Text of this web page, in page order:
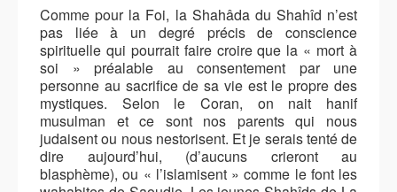
Comme pour la Foi, la Shahâda du Shahîd n’est
pas liée à un degré précis de conscience
spirituelle qui pourrait faire croire que la « mort à
soi » préalable au consentement par une
personne au sacrifice de sa vie est le propre des
mystiques. Selon le Coran, on nait hanif
musulman et ce sont nos parents qui nous
judaisent ou nous nestorisent. Et je serais tenté de
dire aujourd’hui, (d’aucuns crieront au
blasphème), ou « l’islamisent » comme le font les